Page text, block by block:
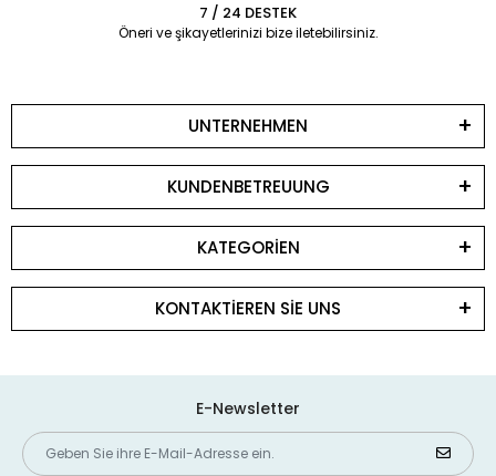
7 / 24 DESTEK
Öneri ve şikayetlerinizi bize iletebilirsiniz.
UNTERNEHMEN
KUNDENBETREUUNG
KATEGORİEN
KONTAKTİEREN SİE UNS
E-Newsletter